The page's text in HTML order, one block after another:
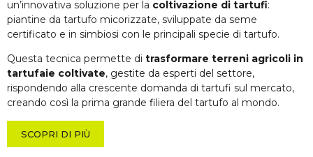
un’innovativa soluzione per la coltivazione di tartufi:
piantine da tartufo micorizzate, sviluppate da seme
certificato e in simbiosi con le principali specie di tartufo.
Questa tecnica permette di trasformare terreni agricoli in
tartufaie coltivate, gestite da esperti del settore,
rispondendo alla crescente domanda di tartufi sul mercato,
creando così la prima grande filiera del tartufo al mondo.
SCOPRI DI PIÙ